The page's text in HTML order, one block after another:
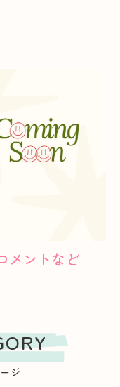
メントなど
ジ